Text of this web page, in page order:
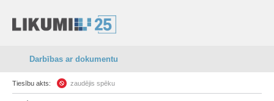
Darbības ar dokumentu
Tiesību akts: zaudējis spēku